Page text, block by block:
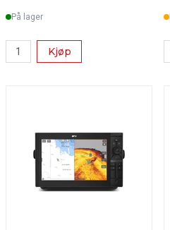
På lager
Kjøp